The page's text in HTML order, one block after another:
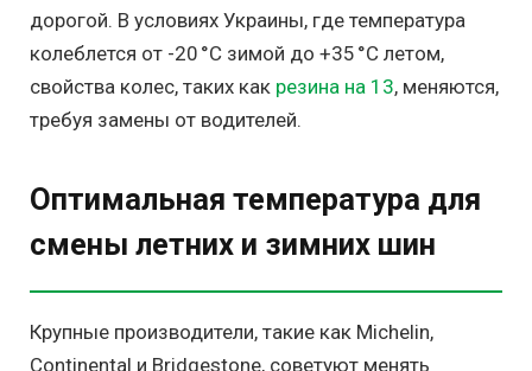
дорогой. В условиях Украины, где температура
колеблется от -20 °C зимой до +35 °C летом,
свойства колес, таких как резина на 13, меняются,
требуя замены от водителей.
Оптимальная температура для
смены летних и зимних шин
Крупные производители, такие как Michelin,
Continental и Bridgestone, советуют менять